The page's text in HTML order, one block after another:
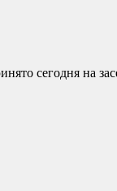
сегодня на